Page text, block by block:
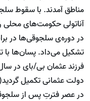
مناطق آمدند. با سقوط
آناتولی حکومت‌های محلی
در دوره‌ی سلجوقی‌ها در
تشکیل می‌داد. پسان‌ها با
دولت عثمانی تکمیل
در عصر فترتِ پس از